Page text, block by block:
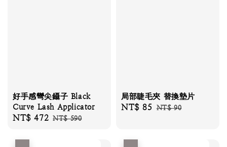
好手感彎尖鑷子 Black
Curve Lash Applicator
Sale
NT$ 472 Regular
NT$ 590
局部睫毛夾 替換墊片
Sale
NT$ 85 Regular
NT$ 90